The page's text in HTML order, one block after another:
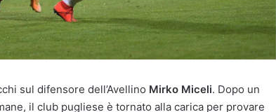
sul difensore dell’Avellino Mirko Miceli. Dopo un
il club pugliese è tornato alla carica per provare